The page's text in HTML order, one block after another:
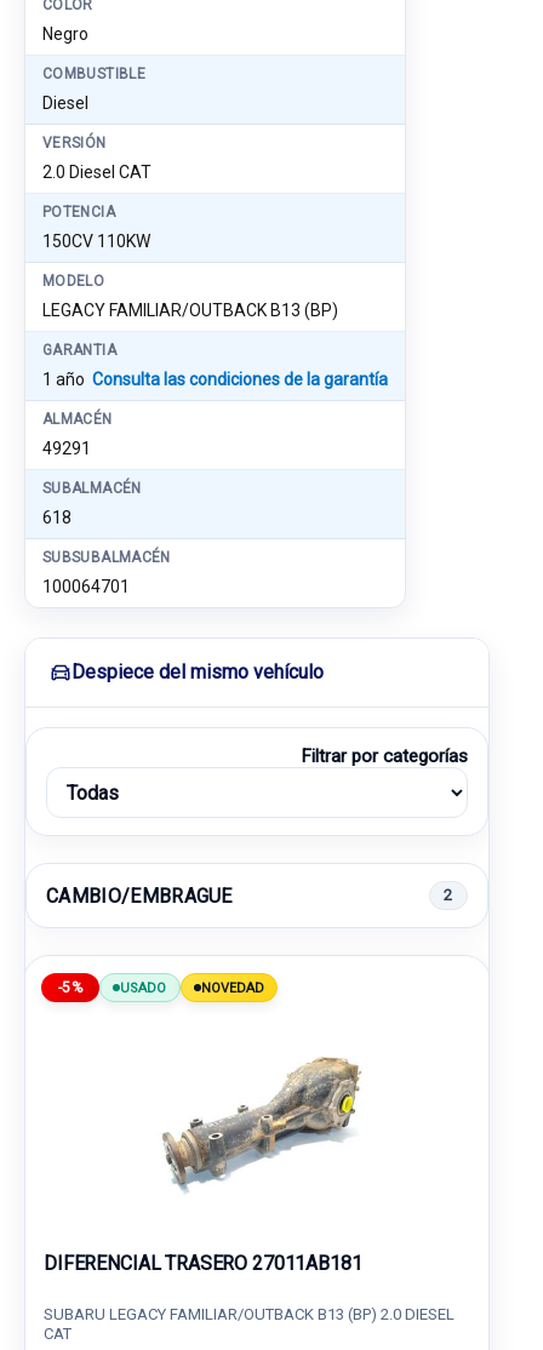
COLOR
Negro
COMBUSTIBLE
Diesel
VERSIÓN
2.0 Diesel CAT
POTENCIA
150CV 110KW
MODELO
LEGACY FAMILIAR/OUTBACK B13 (BP)
GARANTIA
1 año Consulta las condiciones de la garantía
ALMACÉN
49291
SUBALMACÉN
618
SUBSUBALMACÉN
100064701
Despiece del mismo vehículo
Filtrar por categorías
CAMBIO/EMBRAGUE 2
-5% USADO NOVEDAD
DIFERENCIAL TRASERO 27011AB181
SUBARU LEGACY FAMILIAR/OUTBACK B13 (BP) 2.0 DIESEL
CAT